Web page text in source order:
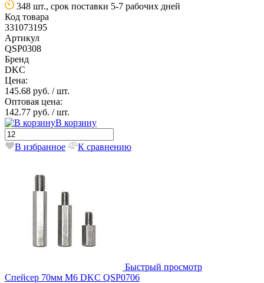
348 шт., срок поставки 5-7 рабочих дней
Код товара
331073195
Артикул
QSP0308
Бренд
DKC
Цена:
145.68 руб. / шт.
Оптовая цена:
142.77 руб. / шт.
В корзину
В избранное К сравнению
Быстрый просмотр
Спейсер 70мм М6 DKC QSP0706